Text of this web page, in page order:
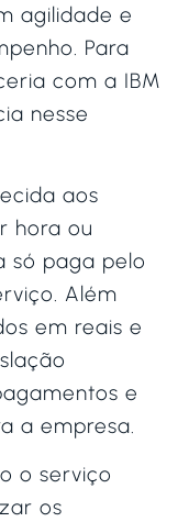
agilidade e
Para
com a IBM
nesse
aos
hora ou
só paga pelo
Além
em reais e
e
a empresa.
o serviço
os